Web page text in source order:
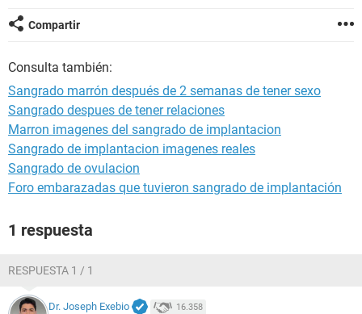
Compartir
Consulta también:
Sangrado marrón después de 2 semanas de tener sexo
Sangrado despues de tener relaciones
Marron imagenes del sangrado de implantacion
Sangrado de implantacion imagenes reales
Sangrado de ovulacion
Foro embarazadas que tuvieron sangrado de implantación
1 respuesta
RESPUESTA 1 / 1
Dr. Joseph Exebio 16.358